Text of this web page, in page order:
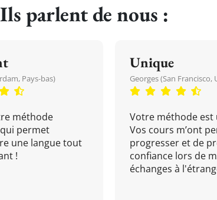
Ils parlent de nous :
Pays-bas)
méthode
permet
une langue tout
!
Unique
Georges (San Francisco,
Votre méthode est
Vos cours m’ont
progresser et de
confiance lors de
échanges à